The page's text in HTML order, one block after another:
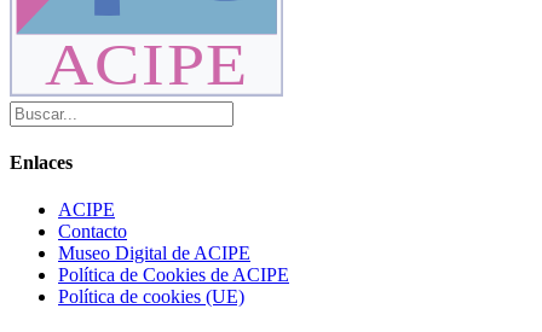
ACIPE
Enlaces
ACIPE
Contacto
Museo Digital de ACIPE
Política de Cookies de ACIPE
Política de cookies (UE)